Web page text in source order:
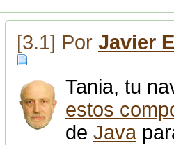
[3.1] Por Javier
Tania, tu
estos
de Java